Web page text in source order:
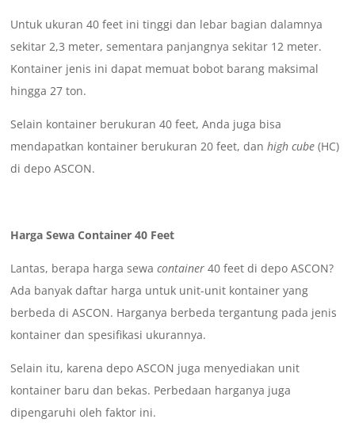
Untuk ukuran 40 feet ini tinggi dan lebar bagian dalamnya
sekitar 2,3 meter, sementara panjangnya sekitar 12 meter.
Kontainer jenis ini dapat memuat bobot barang maksimal
hingga 27 ton.
Selain kontainer berukuran 40 feet, Anda juga bisa
mendapatkan kontainer berukuran 20 feet, danhigh cube (HC)
di depo ASCON.
Harga Sewa Container 40 Feet
Lantas, berapa harga sewacontainer40 feet di depo ASCON?
Ada banyak daftar harga untuk unit-unit kontainer yang
berbeda di ASCON. Harganya berbeda tergantung pada jenis
kontainer dan spesifikasi ukurannya.
Selain itu, karena depo ASCON juga menyediakan unit
kontainer baru dan bekas. Perbedaan harganya juga
dipengaruhi oleh faktor ini.